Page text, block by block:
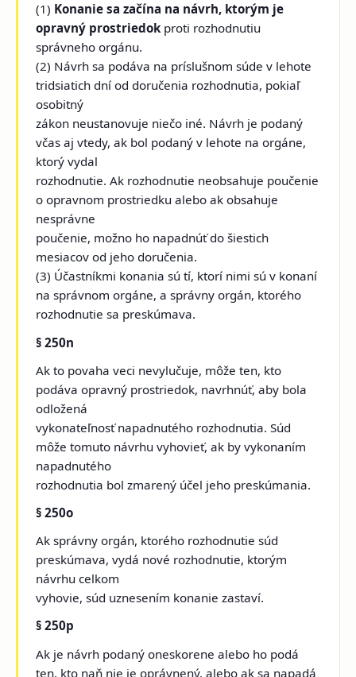
(1) Konanie sa začína na návrh, ktorým je
opravný prostriedokproti rozhodnutiu
správneho orgánu.
(2) Návrh sa podáva na príslušnom súde v lehote
tridsiatich dní od doručenia rozhodnutia, pokiaľ
osobitný
zákon neustanovuje niečo iné. Návrh je podaný
včas aj vtedy, ak bol podaný v lehote na orgáne,
ktorý vydal
rozhodnutie. Ak rozhodnutie neobsahuje poučenie
o opravnom prostriedku alebo ak obsahuje
nesprávne
poučenie, možno ho napadnúť do šiestich
mesiacov od jeho doručenia.
(3) Účastníkmi konania sú tí, ktorí nimi sú v konaní
na správnom orgáne, a správny orgán, ktorého
rozhodnutie sa preskúmava.
§ 250n
Ak to povaha veci nevylučuje, môže ten, kto
podáva opravný prostriedok, navrhnúť, aby bola
odložená
vykonateľnosť napadnutého rozhodnutia. Súd
môže tomuto návrhu vyhovieť, ak by vykonaním
napadnutého
rozhodnutia bol zmarený účel jeho preskúmania.
§ 250o
Ak správny orgán, ktorého rozhodnutie súd
preskúmava, vydá nové rozhodnutie, ktorým
návrhu celkom
vyhovie, súd uznesením konanie zastaví.
§ 250p
Ak je návrh podaný oneskorene alebo ho podá
ten, kto naň nie je oprávnený, alebo ak sa napadá